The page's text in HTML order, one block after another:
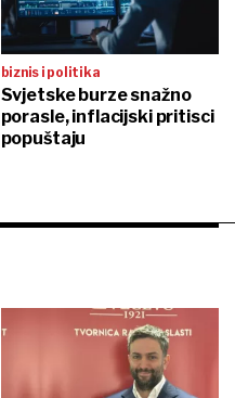
biznis i politika
Svjetske burze snažno
porasle, inflacijski pritisci
popuštaju